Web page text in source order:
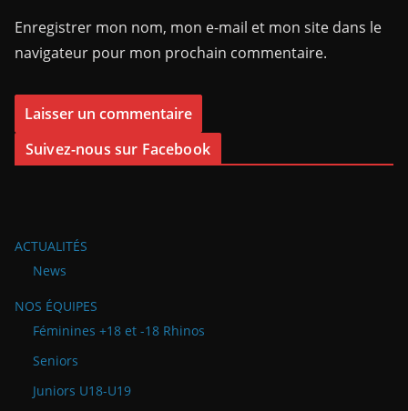
Enregistrer mon nom, mon e-mail et mon site dans le
navigateur pour mon prochain commentaire.
Suivez-nous sur Facebook
ACTUALITÉS
News
NOS ÉQUIPES
Féminines +18 et -18 Rhinos
Seniors
Juniors U18-U19